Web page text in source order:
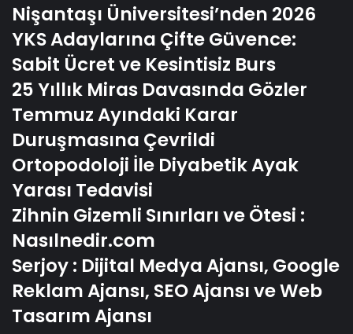
Nişantaşı Üniversitesi’nden 2026
YKS Adaylarına Çifte Güvence:
Sabit Ücret ve Kesintisiz Burs
25 Yıllık Miras Davasında Gözler
Temmuz Ayındaki Karar
Duruşmasına Çevrildi
Ortopodoloji İle Diyabetik Ayak
Yarası Tedavisi
Zihnin Gizemli Sınırları ve Ötesi :
Nasılnedir.com
Serjoy : Dijital Medya Ajansı, Google
Reklam Ajansı, SEO Ajansı ve Web
Tasarım Ajansı